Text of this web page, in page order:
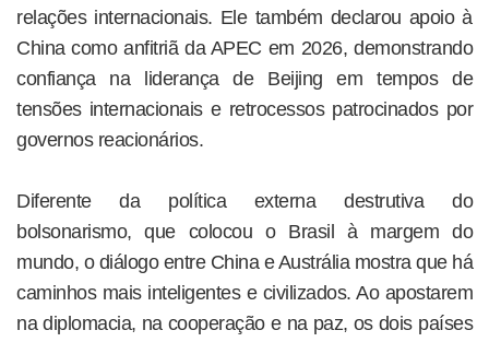
relações internacionais. Ele também declarou apoio à
China como anfitriã da APEC em 2026, demonstrando
confiança na liderança de Beijing em tempos de
tensões internacionais e retrocessos patrocinados por
governos reacionários.
Diferente da política externa destrutiva do
bolsonarismo, que colocou o Brasil à margem do
mundo, o diálogo entre China e Austrália mostra que há
caminhos mais inteligentes e civilizados. Ao apostarem
na diplomacia, na cooperação e na paz, os dois países